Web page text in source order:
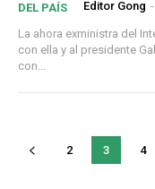
DEL PAÍS Editor Gong -
La ahora exministra del
con ella y al presidente
con...
2 3 4